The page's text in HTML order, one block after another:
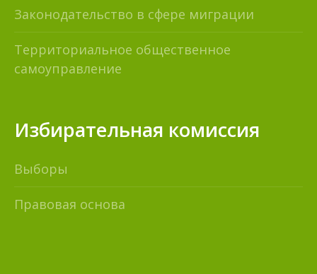
Законодательство в сфере миграции
Территориальное общественное
самоуправление
Избирательная комиссия
Выборы
Правовая основа